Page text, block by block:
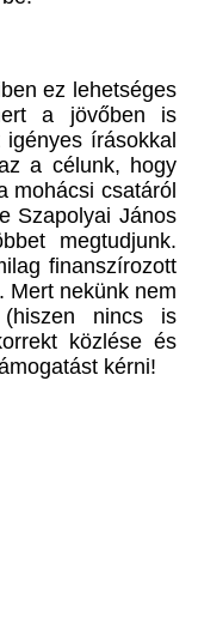
ez lehetséges
a jövőben is
írásokkal
a célunk, hogy
mohácsi csatáról
Szapolyai János
megtudjunk.
finanszírozott
Mert nekünk nem
nincs is
közlése és
kérni!